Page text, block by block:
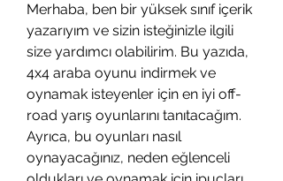
Merhaba, ben bir yüksek sınıf içerik
yazarıyım ve sizin isteğinizle ilgili
size yardımcı olabilirim. Bu yazıda,
4x4 araba oyunu indirmek ve
oynamak isteyenler için en iyi off-
road yarış oyunlarını tanıtacağım.
Ayrıca, bu oyunları nasıl
oynayacağınız, neden eğlenceli